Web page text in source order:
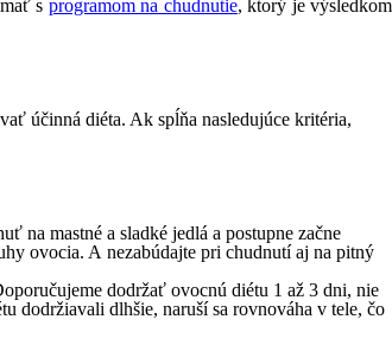
s programom na chudnutie, ktorý je výsledkom
účinná diéta. Ak spĺňa nasledujúce kritéria,
na mastné a sladké jedlá a postupne začne
ovocia. A nezabúdajte pri chudnutí aj na pitný
dodržať ovocnú diétu 1 až 3 dni, nie
dodržiavali dlhšie, naruší sa rovnováha v tele, čo